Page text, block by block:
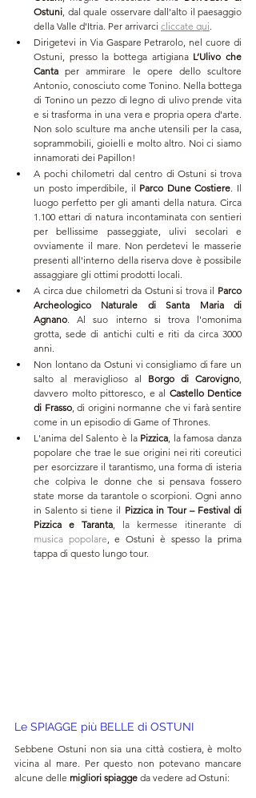
Ostuni, dal quale osservare dall'alto il paesaggio
della Valle d'Itria. Per arrivarci cliccate qui.
Dirigetevi in Via Gaspare Petrarolo, nel cuore di
Ostuni, presso la bottega artigiana L’Ulivo che
Canta per ammirare le opere dello scultore
Antonio, conosciuto come Tonino. Nella bottega
di Tonino un pezzo di legno di ulivo prende vita
e si trasforma in una vera e propria opera d'arte.
Non solo sculture ma anche utensili per la casa,
soprammobili, gioielli e molto altro. Noi ci siamo
innamorati dei Papillon!
A pochi chilometri dal centro di Ostuni si trova
un posto imperdibile, il Parco Dune Costiere. Il
luogo perfetto per gli amanti della natura. Circa
1.100 ettari di natura incontaminata con sentieri
per bellissime passeggiate, ulivi secolari e
ovviamente il mare. Non perdetevi le masserie
presenti all'interno della riserva dove è possibile
assaggiare gli ottimi prodotti locali.
A circa due chilometri da Ostuni si trova il Parco
Archeologico Naturale di Santa Maria di
Agnano. Al suo interno si trova l'omonima
grotta, sede di antichi culti e riti da circa 3000
anni.
Non lontano da Ostuni vi consigliamo di fare un
salto al meraviglioso al Borgo di Carovigno,
davvero molto pittoresco, e al Castello Dentice
di Frasso, di origini normanne che vi farà sentire
come in un episodio di Game of Thrones.
L'anima del Salento è la Pizzica, la famosa danza
popolare che trae le sue origini nei riti coreutici
per esorcizzare il tarantismo, una forma di isteria
che colpiva le donne che si pensava fossero
state morse da tarantole o scorpioni. Ogni anno
in Salento si tiene il Pizzica in Tour – Festival di
Pizzica e Taranta
musica popolare, e Ostuni è spesso la prima
tappa di questo lungo tour.
Le SPIAGGE più BELLE di OSTUNI
Sebbene Ostuni non sia una città costiera, è molto
vicina al mare. Per questo non potevano mancare
alcune delle migliori spiagge da vedere ad Ostuni: